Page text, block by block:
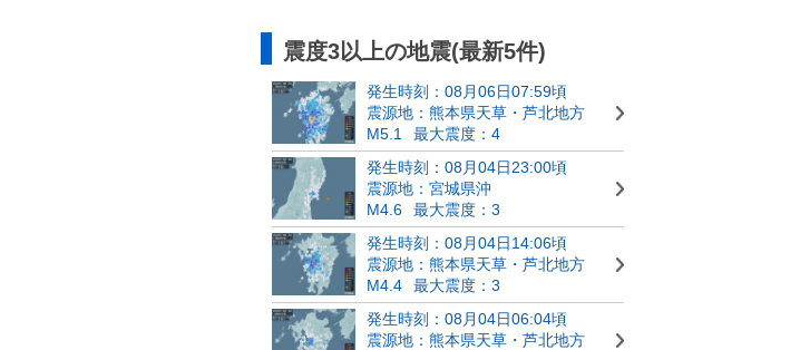
震度3以上の地震(最新5件)
発生時刻：08月06日07:59頃
震源地：熊本県天草・芦北地方
M5.1
最大震度：4
発生時刻：08月04日23:00頃
震源地：宮城県沖
M4.6
最大震度：3
発生時刻：08月04日14:06頃
震源地：熊本県天草・芦北地方
M4.4
最大震度：3
発生時刻：08月04日06:04頃
震源地：熊本県天草・芦北地方